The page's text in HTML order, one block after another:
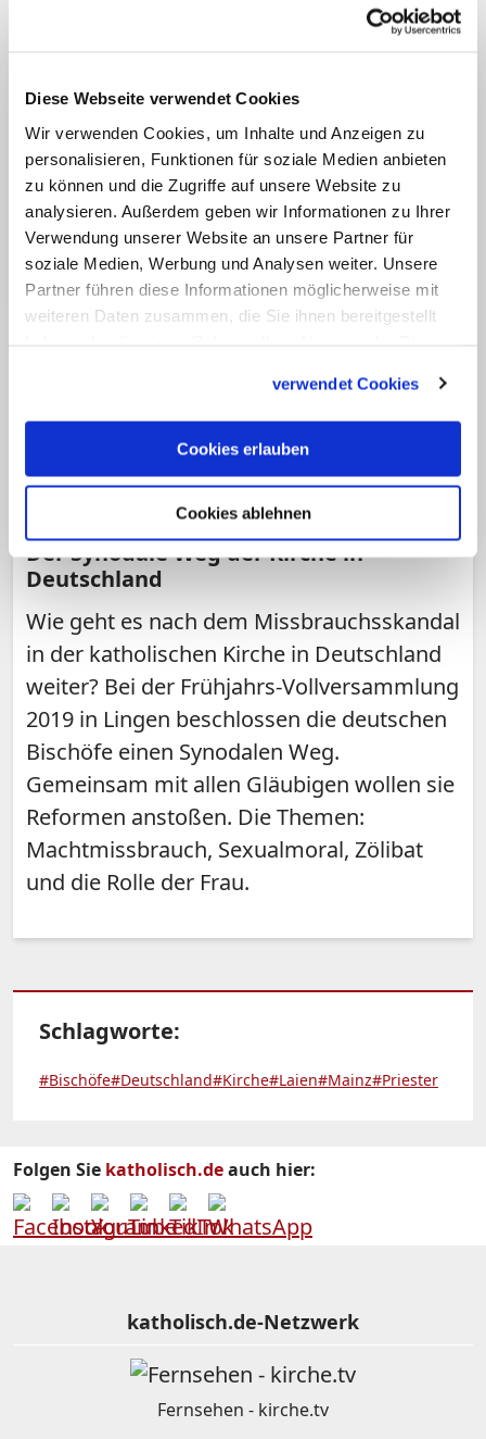
Diese Webseite verwendet Cookies
Wir verwenden Cookies, um Inhalte und Anzeigen zu
personalisieren, Funktionen für soziale Medien anbieten
zu können und die Zugriffe auf unsere Website zu
analysieren. Außerdem geben wir Informationen zu Ihrer
Verwendung unserer Website an unsere Partner für
soziale Medien, Werbung und Analysen weiter. Unsere
Partner führen diese Informationen möglicherweise mit
weiteren Daten zusammen, die Sie ihnen bereitgestellt
verwendet Cookies
Cookies erlauben
Cookies ablehnen
Januar bis 1. Februar in Frankfurt am
sind die Sexualmoral, die priesterliche
Lebensform, Macht und Gewaltenteilung
sowie die Rolle von Frauen in der Kirche.
(KNA)
Der Synodale Weg der Kirche in
Deutschland
Wie geht es nach dem Missbrauchsskandal
in der katholischen Kirche in Deutschland
weiter? Bei der Frühjahrs-Vollversammlung
2019 in Lingen beschlossen die deutschen
Bischöfe einen Synodalen Weg.
Gemeinsam mit allen Gläubigen wollen sie
Reformen anstoßen. Die Themen:
Machtmissbrauch, Sexualmoral, Zölibat
und die Rolle der Frau.
Schlagworte:
#Bischöfe#Deutschland#Kirche#Laien#Mainz#Priester
Folgen Sie katholisch.deauch hier:
katholisch.de-Netzwerk
Fernsehen - kirche.tv